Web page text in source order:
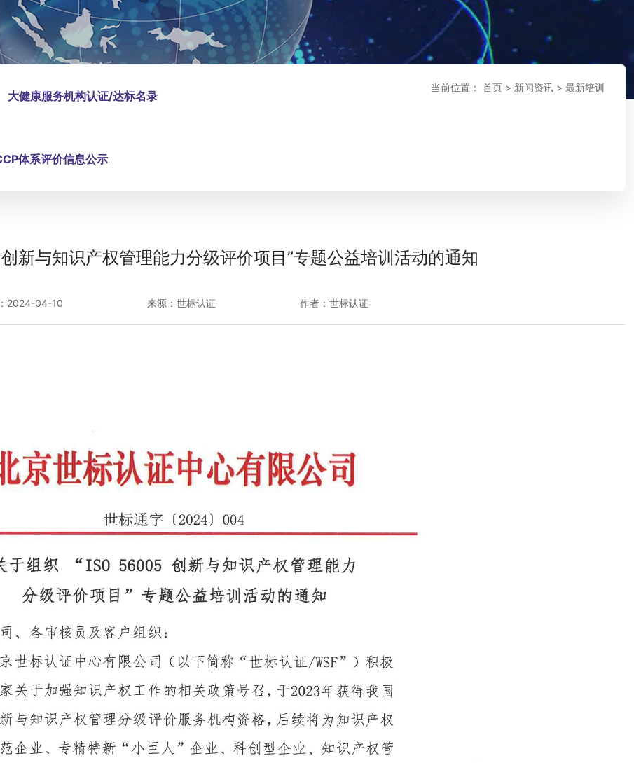
大健康服务机构认证/达标名录
体系评价信息公示
当前位置： 首页 > 新闻资讯 > 最新培训
新与知识产权管理能力分级评价项目”专题公益培训活动的通知
2024-04-10 来源：世标认证 作者：世标认证